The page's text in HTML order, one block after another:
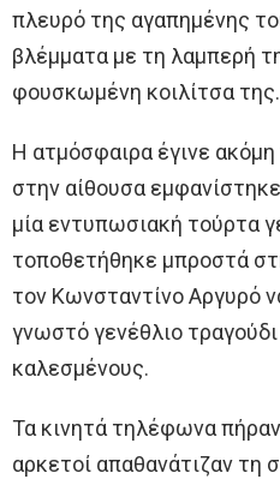
πλευρό της αγαπημένης
βλέμματα με τη λαμπερή
φουσκωμένη κοιλίτσα της.
Η ατμόσφαιρα έγινε ακόμη
στην αίθουσα
μία εντυπωσιακή τούρτα
τοποθετήθηκε μπροστά
τον Κωνσταντίνο Αργυρό
γνωστό γενέθλιο
καλεσμένους.
Τα κινητά τηλέφωνα
αρκετοί απαθανάτιζαν τη